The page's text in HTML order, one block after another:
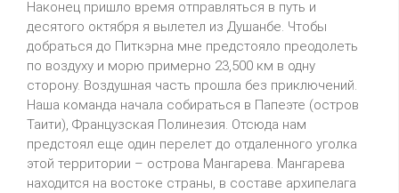
Наконец пришло время отправляться в путь и
десятого октября я вылетел из Душанбе. Чтобы
добраться до Питкэрна мне предстояло преодолеть
по воздуху и морю примерно 23,500 км в одну
сторону. Воздушная часть прошла без приключений.
Наша команда начала собираться в Папеэте (остров
Таити), Французская Полинезия. Отсюда нам
предстоял еще один перелет до отдаленного уголка
этой территории – острова Мангарева. Мангарева
находится на востоке страны, в составе архипелага